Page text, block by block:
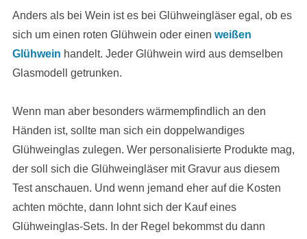
Anders als bei Wein ist es bei Glühweingläser egal, ob es
sich um einen roten Glühwein oder einen weißen
Glühwein handelt. Jeder Glühwein wird aus demselben
Glasmodell getrunken.
Wenn man aber besonders wärmempfindlich an den
Händen ist, sollte man sich ein doppelwandiges
Glühweinglas zulegen. Wer personalisierte Produkte mag,
der soll sich die Glühweingläser mit Gravur aus diesem
Test anschauen. Und wenn jemand eher auf die Kosten
achten möchte, dann lohnt sich der Kauf eines
Glühweinglas-Sets. In der Regel bekommst du dann